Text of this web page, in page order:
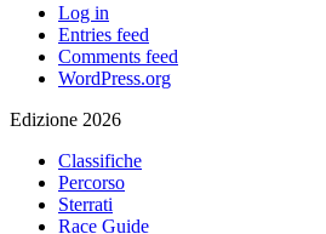
Log in
Entries feed
Comments feed
WordPress.org
Edizione 2026
Classifiche
Percorso
Sterrati
Race Guide